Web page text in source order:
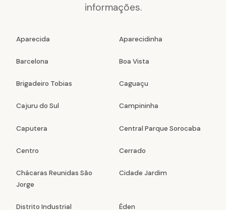
informações.
Aparecida Aparecidinha
Barcelona Boa Vista
Brigadeiro Tobias Caguaçu
Cajuru do Sul Campininha
Caputera Central Parque Sorocaba
Centro Cerrado
Chácaras Reunidas São
Jorge
Cidade Jardim
Distrito Industrial Éden